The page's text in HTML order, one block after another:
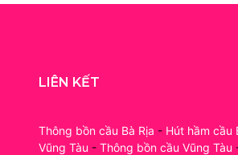
LIÊN KẾT
Thông bồn cầu Bà Rịa - Hút hầm cầu
Vũng Tàu - Thông bồn cầu Vũng Tàu